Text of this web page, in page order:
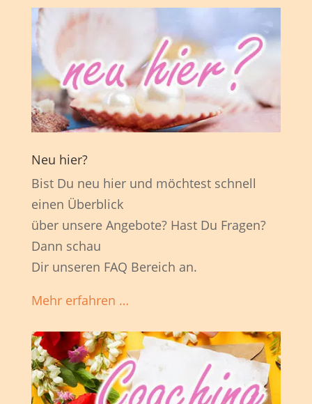
Neu hier?
Bist Du neu hier und möchtest schnell
einen Überblick
über unsere Angebote? Hast Du Fragen?
Dann schau
Dir unseren FAQ Bereich an.
Mehr erfahren …